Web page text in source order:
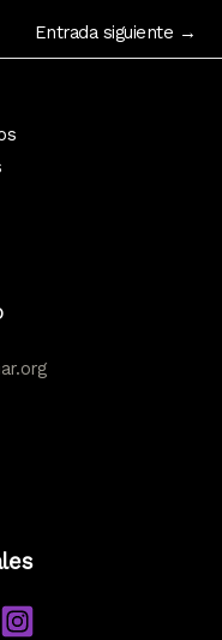
Entrada siguiente →